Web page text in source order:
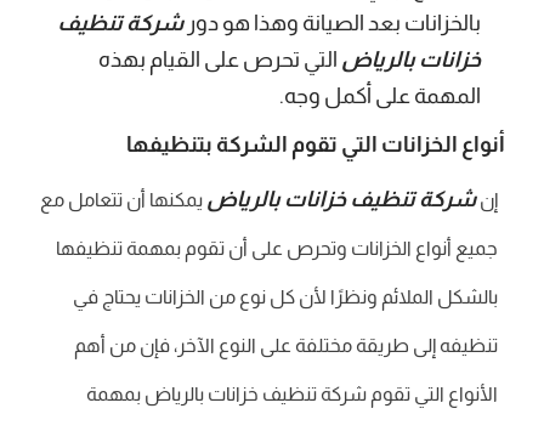
بالخزانات بعد الصيانة وهذا هو دورشركة تنظيف
خزانات بالرياض التي تحرص على القيام بهذه
المهمة على أكمل وجه.
أنواع الخزانات التي تقوم الشركة بتنظيفها
إنشركة تنظيف خزانات بالرياض يمكنها أن تتعامل مع
جميع أنواع الخزانات وتحرص على أن تقوم بمهمة تنظيفها
بالشكل الملائم ونظرًا لأن كل نوع من الخزانات يحتاج في
تنظيفه إلى طريقة مختلفة على النوع الآخر، فإن من أهم
الأنواع التي تقوم شركة تنظيف خزانات بالرياض بمهمة